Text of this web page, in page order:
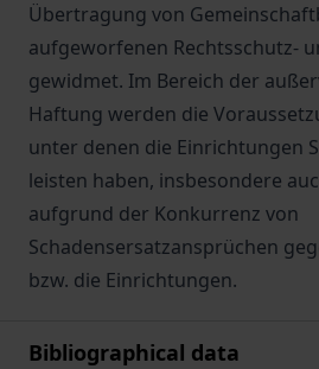
Übertragung von
aufgeworfenen Rechtsschutz-
gewidmet. Im Bereich der
Haftung werden die
unter denen die Einrichtungen
leisten haben, insbesondere
aufgrund der Konkurrenz von
Schadensersatzansprüchen
bzw. die Einrichtungen.
Bibliographical data